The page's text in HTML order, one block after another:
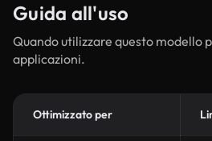
Guida all'uso
Quando utilizzare questo modello
applicazioni.
Ottimizzato per